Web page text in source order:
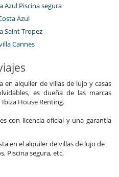
Azul Piscina segura
Azul
Saint Tropez
Cannes
en alquiler de villas de lujo y casas
es dueña de las marcas
Ibiza House Renting.
con licencia oficial y una garantía
en el alquiler de villas de lujo de
Piscina segura, etc.